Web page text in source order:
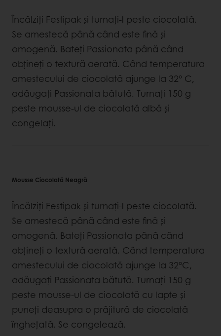
Încălziți Festipak și turnați-l peste ciocolată.
Se amestecă până când este fină și
omogenă. Bateți Passionata până când
obțineți o textură aerată. Când temperatura
amestecului de ciocolată ajunge la 32° C,
adăugați Passionata bătută. Turnați 150 g
peste mousse-ul de ciocolată albă și
congelați.
Mousse Ciocolată Neagră
Încălziți Festipak și turnați-l peste ciocolată.
Se amestecă până când este fină și
omogenă. Bateți Passionata până când
obțineți o textură aerată. Când temperatura
amestecului de ciocolată ajunge la 32°C,
adăugați Passionata bătută. Turnați 150 g
peste mousse-ul de ciocolată cu lapte și
puneți deasupra o prăjitură de ciocolată
înghețată. Se congelează.